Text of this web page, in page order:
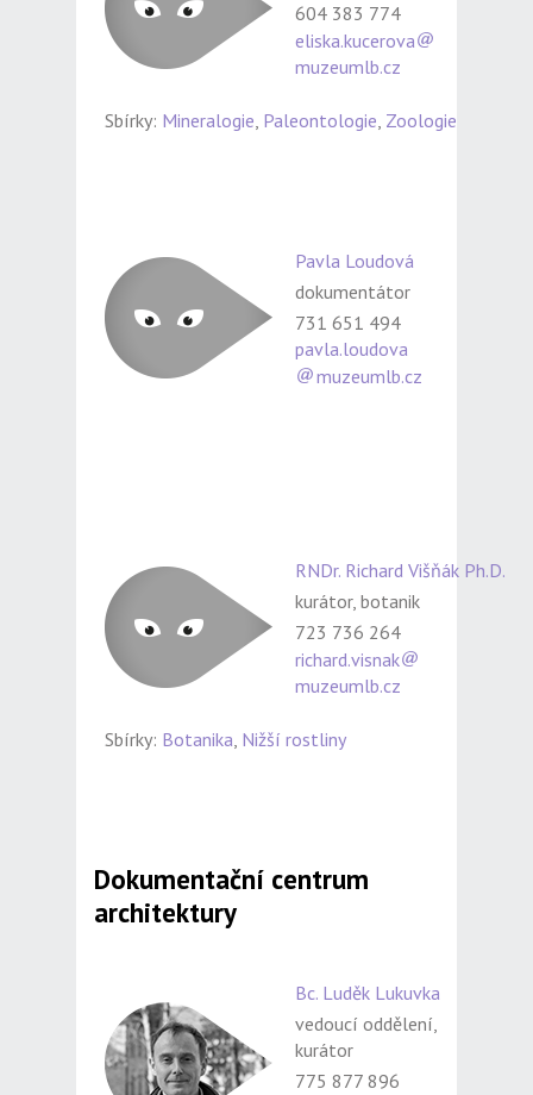
604 383 774
eliska.kucerova
muzeumlb.cz
Sbírky: Mineralogie, Paleontologie, Zoologie
Pavla Loudová
dokumentátor
731 651 494
pavla.loudova
muzeumlb.cz
RNDr. Richard Višňák Ph.D.
kurátor, botanik
723 736 264
richard.visnak
muzeumlb.cz
Sbírky: Botanika, Nižší rostliny
Dokumentační centrum
architektury
Bc. Luděk Lukuvka
vedoucí oddělení,
kurátor
775 877 896